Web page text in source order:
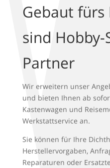
Gebaut fürs
sind Hobby-
Partner
Wir erweitern unser
und bieten Ihnen ab
Kastenwagen und
Werkstattservice an.
Sie können für Ihre
Herstellervorgaben,
Reparaturen oder